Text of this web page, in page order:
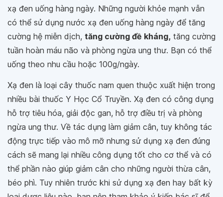
xạ đen uống hàng ngày. Những người khỏe mạnh vẫn
có thể sử dụng nước xạ đen uống hàng ngày để tăng
cường hệ miễn dịch, tăng cường đề kháng, tăng cường
tuần hoàn máu não và phòng ngừa ung thư. Bạn có thể
uống theo nhu cầu hoặc 100g/ngày.
Xạ đen là loại cây thuốc nam quen thuộc xuất hiện trong
nhiều bài thuốc Y Học Cổ Truyền. Xạ đen có công dụng
hỗ trợ tiêu hóa, giải độc gan, hỗ trợ điều trị và phòng
ngừa ung thư. Về tác dụng làm giảm cân, tuy không tác
động trực tiếp vào mô mỡ nhưng sử dụng xạ đen đúng
cách sẽ mang lại nhiều công dụng tốt cho cơ thể và có
thể phần nào giúp giảm cân cho những người thừa cân,
béo phì. Tuy nhiên trước khi sử dụng xạ đen hay bất kỳ